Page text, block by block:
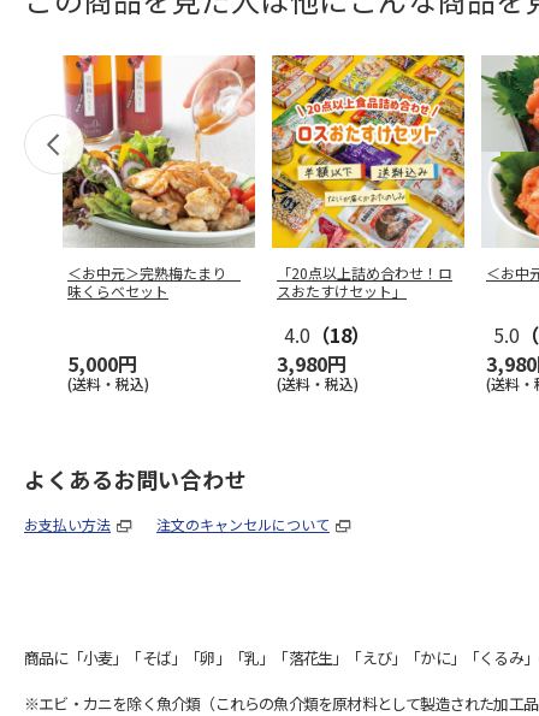
＜お中元＞完熟梅たまり
味くらべセット
5,000円
(送料・税込)
「20点以上詰め合わせ！ロ
スおたすけセット」
4.0 （18）
3,980円
(送料・税込)
＜お中
5.0
(送料・
よくあるお問い合わせ
お支払い方法 注文のキャンセルについて
商品に「小麦」「そば」「卵」「乳」「落花生」「えび」「かに」「くるみ
※エビ・カニを除く魚介類（これらの魚介類を原材料として製造された加工